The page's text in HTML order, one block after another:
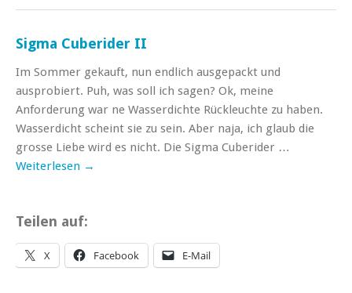
Sigma Cuberider II
Im Sommer gekauft, nun endlich ausgepackt und
ausprobiert. Puh, was soll ich sagen? Ok, meine
Anforderung war ne Wasserdichte Rückleuchte zu haben.
Wasserdicht scheint sie zu sein. Aber naja, ich glaub die
grosse Liebe wird es nicht. Die Sigma Cuberider …
Weiterlesen →
Teilen auf:
X Facebook E-Mail